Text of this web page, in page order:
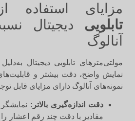
مزایای استفاده
تابلوییدیجیتال
آنالوگ
مولتی‌مترهای تابلویی دیجیتال
نمایش واضح، دقت بیشتر و قابلیت‌های
نمونه‌های آنالوگ دارای مزایای قابل
دقت اندازه‌گیری بالاتر:نمایشگر
مقادیر با دقت چند رقم اعشار را